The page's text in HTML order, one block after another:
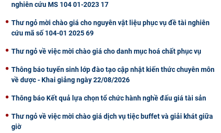
nghiên cứu MS 104 01-2023 17
Thư ngỏ mời chào giá cho nguyên vật liệu phục vụ đề tài nghiên
cứu mã số 104-01 2025 69
Thư ngỏ về việc mời chào giá cho danh mục hoá chất phục vụ
Thông báo tuyển sinh lớp đào tạo cập nhật kiến thức chuyên môn
về dược - Khai giảng ngày 22/08/2026
Thông báo Kết quả lựa chọn tổ chức hành nghề đấu giá tài sản
Thư ngỏ về việc mời chào giá dịch vụ tiệc buffet và giải khát giữa
giờ